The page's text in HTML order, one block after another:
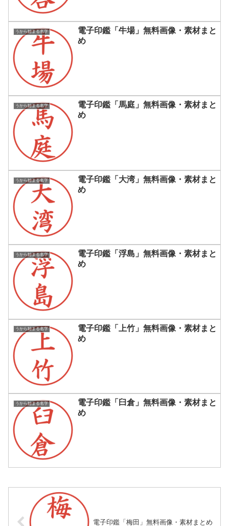
うから始まる名字
電子印鑑「牛場」無料画像・素材まと
め
うから始まる名字
電子印鑑「馬庭」無料画像・素材まと
め
うから始まる名字
電子印鑑「大湾」無料画像・素材まと
め
うから始まる名字
電子印鑑「浮島」無料画像・素材まと
め
うから始まる名字
電子印鑑「上竹」無料画像・素材まと
め
うから始まる名字
電子印鑑「臼倉」無料画像・素材まと
め
電子印鑑「梅田」無料画像・素材まとめ